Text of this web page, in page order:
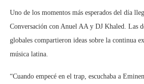
Uno de los momentos más esperados del día
Conversación con Anuel AA y DJ Khaled. Las
globales compartieron ideas sobre la continua
música latina.
“Cuando empecé en el trap, escuchaba a